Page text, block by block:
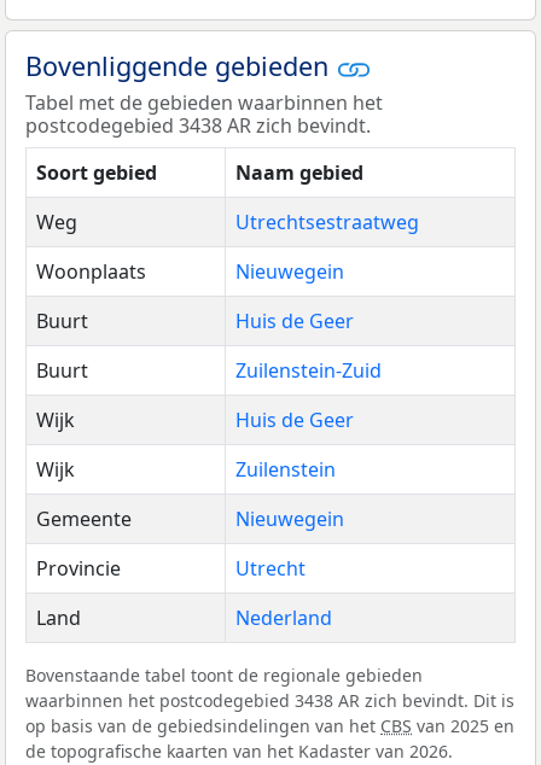
Bovenliggende gebieden
Tabel met de gebieden waarbinnen het
postcodegebied 3438 AR zich bevindt.
Soort gebied
Naam gebied
Weg
Utrechtsestraatweg
Woonplaats
Nieuwegein
Buurt
Huis de Geer
Buurt
Zuilenstein-Zuid
Wijk
Huis de Geer
Wijk
Zuilenstein
Gemeente
Nieuwegein
Provincie
Utrecht
Land
Nederland
Bovenstaande tabel toont de regionale gebieden
waarbinnen het postcodegebied 3438 AR zich bevindt. Dit is
op basis van de gebiedsindelingen van het CBS van 2025 en
de topografische kaarten van het Kadaster van 2026.